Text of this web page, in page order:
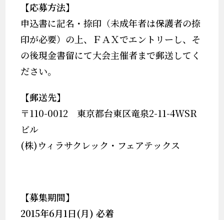
【応募方法】
申込書に記名・捺印（未成年者は保護者の捺
印が必要）の上、ＦＡＸでエントリーし、そ
の後現金書留にて大会主催者まで郵送してく
ださい。
【郵送先】
〒110-0012 東京都台東区竜泉2-11-4WSR
ビル
(株)ウィラサクレック・フェアテックス
【募集期間】
2015年6月1日(月)必着